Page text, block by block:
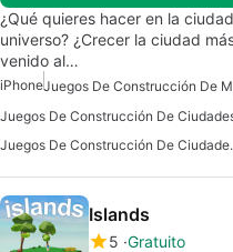
¿Qué quieres hacer en la
universo? ¿Crecer la ciudad
venido al…
iPhoneJuegos De Construcción De
Juegos De Construcción De
Juegos
Islands
5 Gratuito